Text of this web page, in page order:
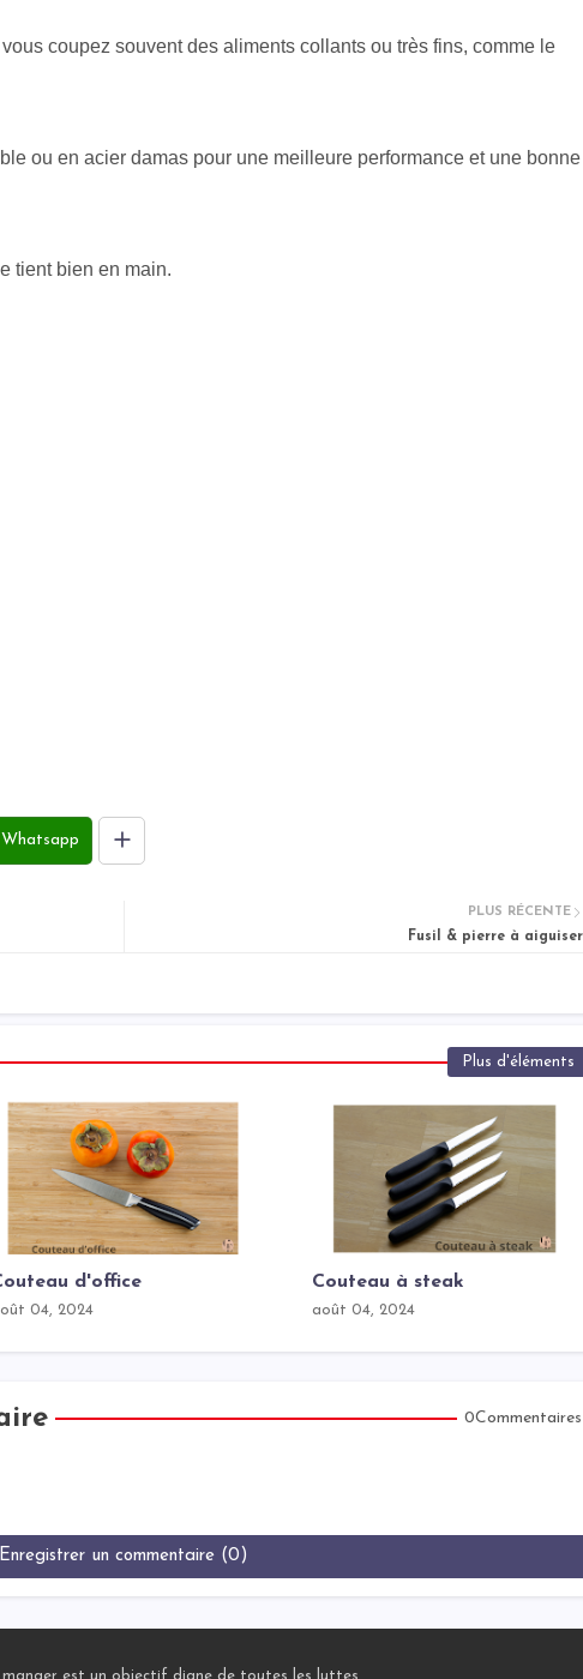
coupez souvent des aliments collants ou très fins, comme le
ou en acier damas pour une meilleure performance et une bonne
tient bien en main.
Whatsapp
PLUS RÉCENTE
Fusil & pierre à aiguiser
Plus d'éléments
d'office
04, 2024
Couteau à steak
août 04, 2024
0Commentaires
Enregistrer un commentaire (0)
manger est un objectif digne de toutes les luttes